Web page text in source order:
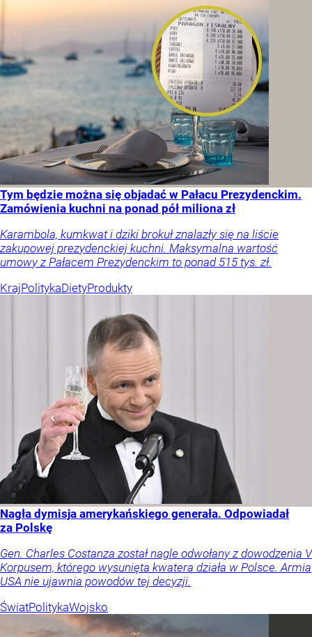
Tym będzie można się objadać w Pałacu Prezydenckim.
Zamówienia kuchni na ponad pół miliona zł
Karambola, kumkwat i dziki brokuł znalazły się na liście
zakupowej prezydenckiej kuchni. Maksymalna wartość
umowy z Pałacem Prezydenckim to ponad 515 tys. zł.
KrajPolitykaDietyProdukty
Nagła dymisja amerykańskiego generała. Odpowiadał
za Polskę
Gen. Charles Costanza został nagle odwołany z dowodzenia V
Korpusem, którego wysunięta kwatera działa w Polsce. Armia
USA nie ujawnia powodów tej decyzji.
ŚwiatPolitykaWojsko